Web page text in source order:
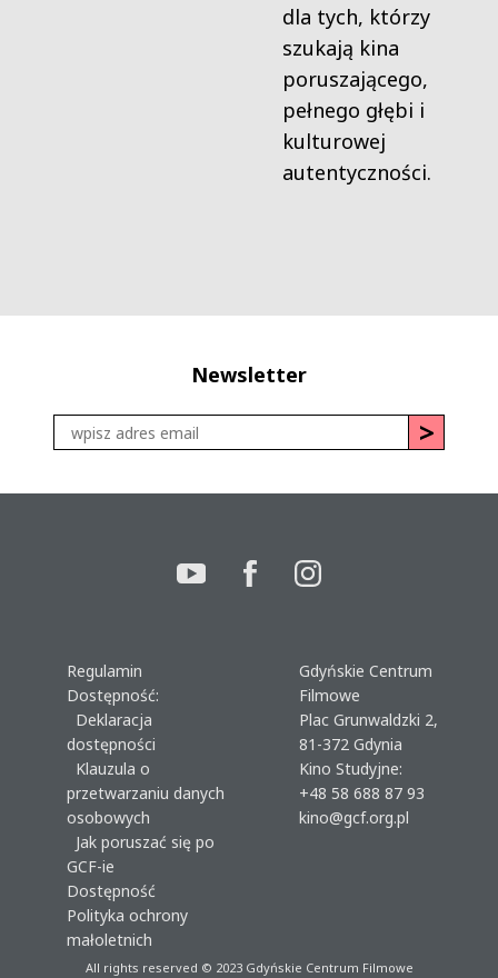
dla tych, którzy
szukają kina
poruszającego,
pełnego głębi i
kulturowej
autentyczności.
Newsletter
Regulamin
Dostępność:
Deklaracja
dostępności
Klauzula o
przetwarzaniu danych
osobowych
Jak poruszać się po
GCF-ie
Dostępność
Polityka ochrony
małoletnich
Gdyńskie Centrum
Filmowe
Plac Grunwaldzki 2,
81-372 Gdynia
Kino Studyjne:
+48 58 688 87 93
kino@gcf.org.pl
All rights reserved © 2023Gdyńskie Centrum Filmowe